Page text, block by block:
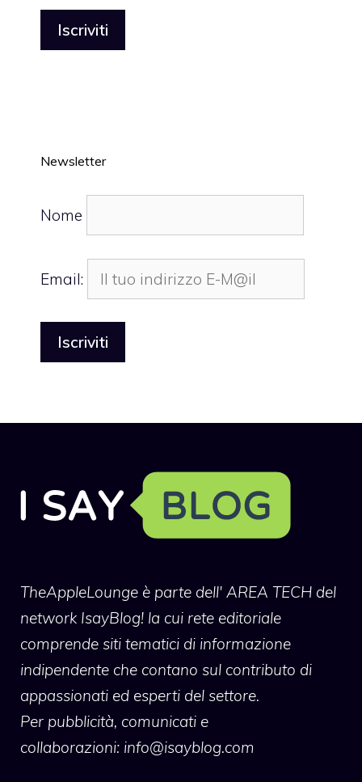
Newsletter
Nome
Email:
TheAppleLounge è parte dell' AREA TECH del
network IsayBlog! la cui rete editoriale
comprende siti tematici di informazione
indipendente che contano sul contributo di
appassionati ed esperti del settore.
Per pubblicità, comunicati e
collaborazioni: info@isayblog.com